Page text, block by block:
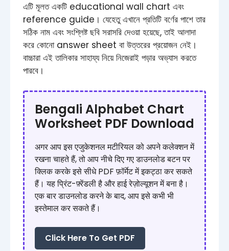
এটি মূলত একটি educational wall chart এবং
reference guide। যেহেতু এখানে প্রতিটি বর্ণের পাশে তার
সঠিক নাম এবং সংশ্লিষ্ট ছবি সরাসরি দেওয়া হয়েছে, তাই আলাদা
করে কোনো answer sheet বা উত্তরের প্রয়োজন নেই।
বাচ্চারা এই তালিকার সাহায্য নিয়ে নিজেরাই পড়ার অভ্যাস করতে
পারবে।
Bengali Alphabet Chart
Worksheet PDF Download
अगर आप इस एजुकेशनल मटीरियल को अपने कलेक्शन में
रखना चाहते हैं, तो आप नीचे दिए गए डाउनलोड बटन पर
क्लिक करके इसे सीधे PDF फ़ॉर्मेट में इकट्ठा कर सकते
हैं। यह प्रिंट-फ़्रेंडली है और हाई रेज़ोल्यूशन में बना है।
एक बार डाउनलोड करने के बाद, आप इसे कभी भी
इस्तेमाल कर सकते हैं।
Click Here To Get PDF